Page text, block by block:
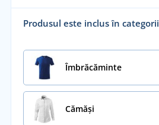
Produsul este inclus în categorii
Îmbrăcăminte
Cămăși